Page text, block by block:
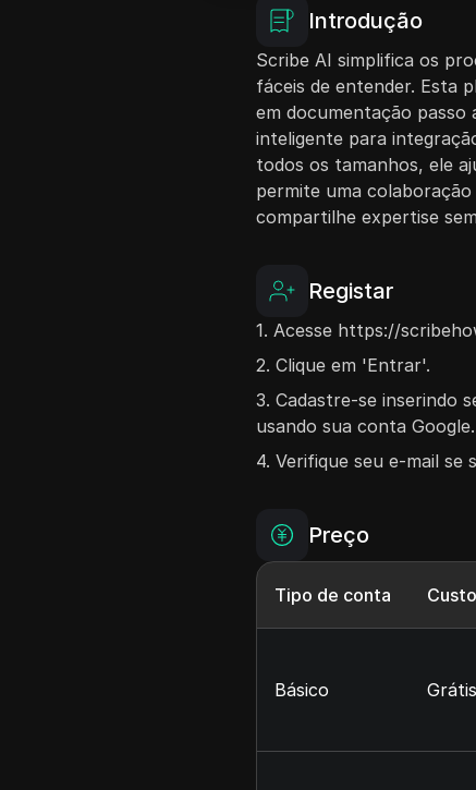
Introdução
Scribe AI simplifica os
fáceis de entender. Esta
em documentação passo
inteligente para
todos os tamanhos, ele
permite uma
compartilhe expertise
Registar
1. Acesse https://
2. Clique em 'Entrar'.
3. Cadastre-se inserindo
usando sua conta Google.
4. Verifique seu e-mail se
Preço
Tipo de conta Custo
Básico Grátis